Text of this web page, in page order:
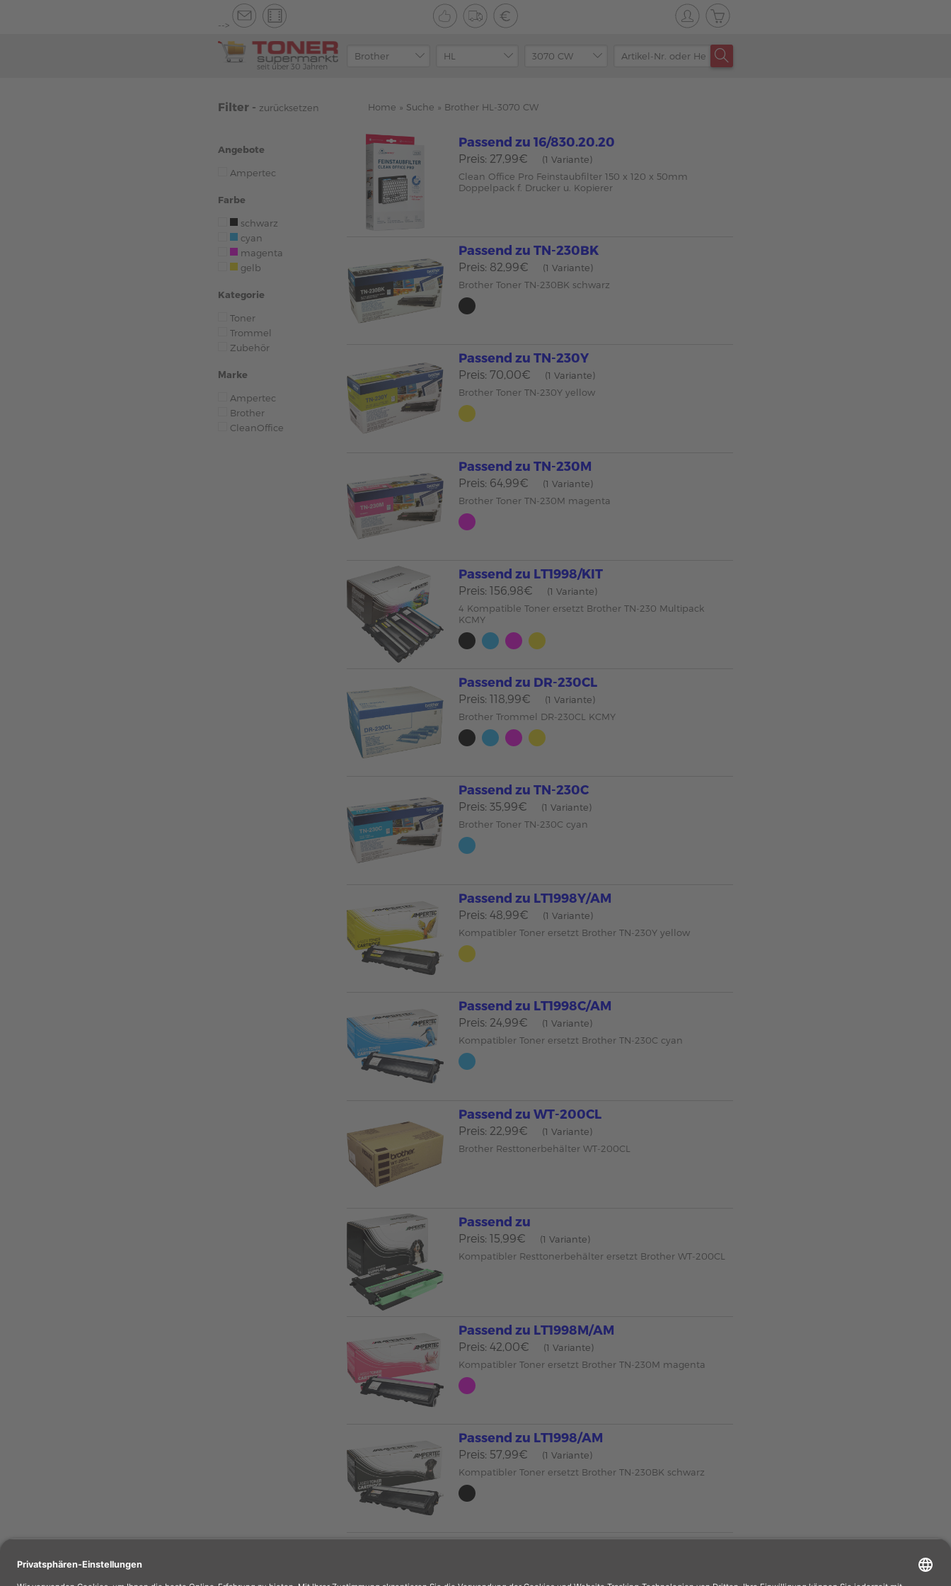
-->
seit über 30 Jahren
Filter - zurücksetzen
Angebote
Ampertec
Farbe
schwarz
cyan
magenta
gelb
Kategorie
Toner
Trommel
Zubehör
Marke
Ampertec
Brother
CleanOffice
Home » Suche » Brother HL-3070 CW
Passend zu 16/830.20.20
Preis: 27,99€
(1 Variante)
Clean Office Pro Feinstaubfilter 150 x 120 x 50mm
Doppelpack f. Drucker u. Kopierer
Passend zu TN-230BK
Preis: 82,99€
(1 Variante)
Brother Toner TN-230BK schwarz
Passend zu TN-230Y
Preis: 70,00€
(1 Variante)
Brother Toner TN-230Y yellow
Passend zu TN-230M
Preis: 64,99€
(1 Variante)
Brother Toner TN-230M magenta
Passend zu LT1998/KIT
Preis: 156,98€
(1 Variante)
4 Kompatible Toner ersetzt Brother TN-230 Multipack
KCMY
Passend zu DR-230CL
Preis: 118,99€
(1 Variante)
Brother Trommel DR-230CL KCMY
Passend zu TN-230C
Preis: 35,99€
(1 Variante)
Brother Toner TN-230C cyan
Passend zu LT1998Y/AM
Preis: 48,99€
(1 Variante)
Kompatibler Toner ersetzt Brother TN-230Y yellow
Passend zu LT1998C/AM
Preis: 24,99€
(1 Variante)
Kompatibler Toner ersetzt Brother TN-230C cyan
Passend zu WT-200CL
Preis: 22,99€
(1 Variante)
Brother Resttonerbehälter WT-200CL
Passend zu
Preis: 15,99€
(1 Variante)
Kompatibler Resttonerbehälter ersetzt Brother WT-200CL
Passend zu LT1998M/AM
Preis: 42,00€
(1 Variante)
Kompatibler Toner ersetzt Brother TN-230M magenta
Passend zu LT1998/AM
Preis: 57,99€
(1 Variante)
Kompatibler Toner ersetzt Brother TN-230BK schwarz